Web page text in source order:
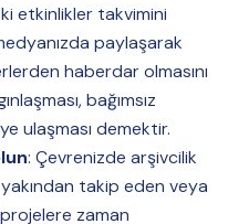
etkinlikler takvimini
paylaşarak
haberdar olmasını
bağımsız
ulaşması demektir.
: Çevrenizde arşivcilik
takip eden veya
zaman